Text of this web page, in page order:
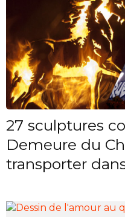
27 sculptures
Demeure du
transporter